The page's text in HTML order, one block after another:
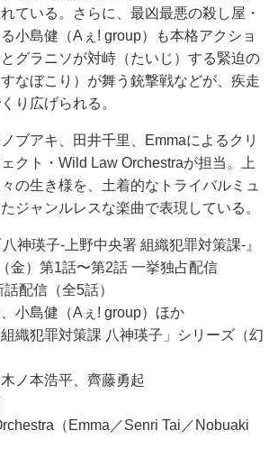
ている。さらに、最凶最悪の殺し屋・
小島健（Aぇ! group）も本格アクショ
グラニソが対峙（たいじ）する緊迫の
なぼこり）が舞う銃撃戦などが、疾走
り広げられる。
ブアキ、田井千里、Emmaによるクリ
クト・Wild Law Orchestraが担当。上
の生き様を、土着的なトライバルミュ
ジャンルレスな楽曲で表現している。
神瑛子-上野中央署 組織犯罪対策課-』
金）第1話〜第2話 一挙独占配信
配信（全5話）
小島健（Aぇ! group）ほか
織犯罪対策課 八神瑛子」シリーズ（幻
ノ本浩平、齊藤勇起
（Emma／Senri Tai／Nobuaki